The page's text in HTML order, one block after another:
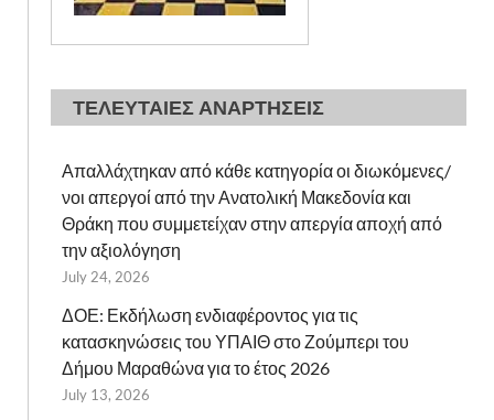
ΤΕΛΕΥΤΑΙΕΣ ΑΝΑΡΤΗΣΕΙΣ
Απαλλάχτηκαν από κάθε κατηγορία οι διωκόμενες/
νοι απεργοί από την Ανατολική Μακεδονία και
Θράκη που συμμετείχαν στην απεργία αποχή από
την αξιολόγηση
July 24, 2026
ΔΟΕ: Εκδήλωση ενδιαφέροντος για τις
κατασκηνώσεις του ΥΠΑΙΘ στο Ζούμπερι του
Δήμου Μαραθώνα για το έτος 2026
July 13, 2026